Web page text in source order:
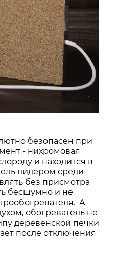
безопасен при
- нихромовая
и находится в
лидером среди
без присмотра
бесшумно и не
А
обогреватель не
деревенской печки
после отключения